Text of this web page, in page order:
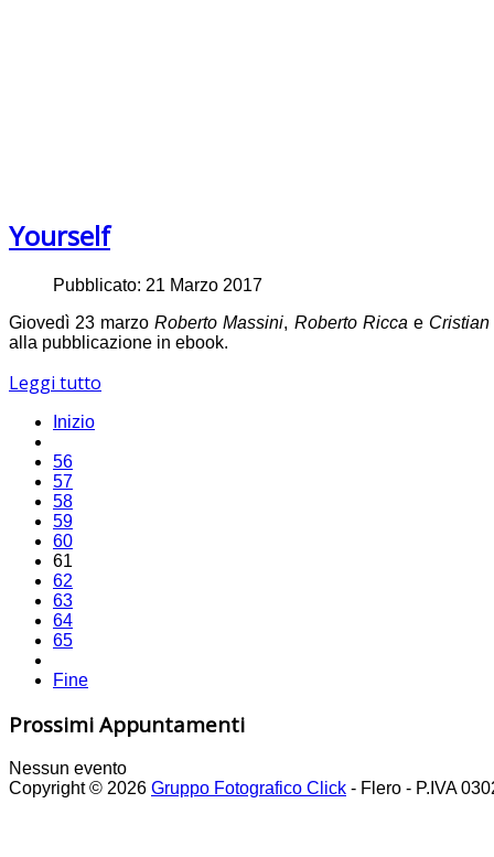
Yourself
Pubblicato: 21 Marzo 2017
Giovedì 23 marzoRoberto Massini, Roberto Ricca e
alla pubblicazione in ebook.
Leggi tutto
Inizio
56
57
58
59
60
61
62
63
64
65
Fine
Prossimi Appuntamenti
Nessun evento
Copyright © 2026 Gruppo Fotografico Click - Flero - P.IVA